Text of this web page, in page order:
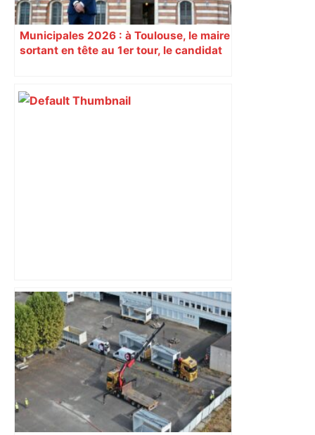
Municipales 2026 : à Toulouse, le maire
sortant en tête au 1er tour, le candidat
Après la fusion avec la liste PS
Toulouse, le candidat LFI salue "une
dynamique qui nous oblige à la
responsabilité" – Franceinfo